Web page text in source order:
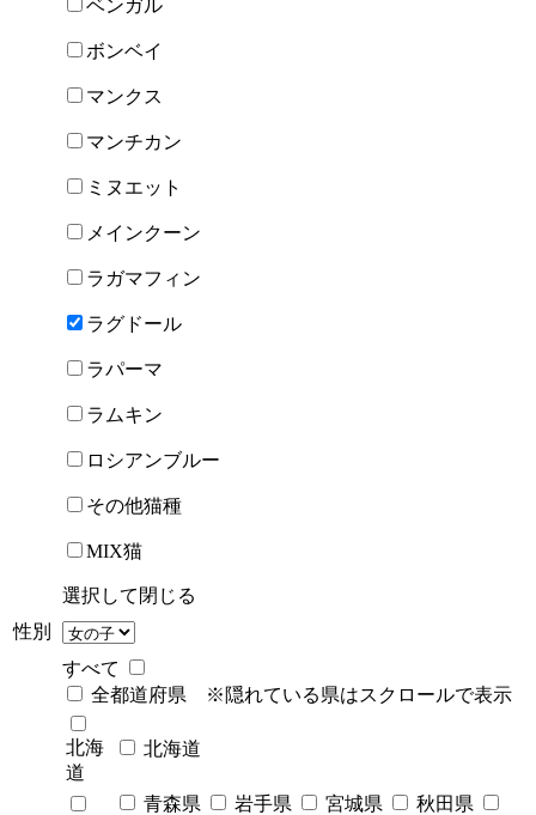
ベンガル
ボンベイ
マンクス
マンチカン
ミヌエット
メインクーン
ラガマフィン
ラグドール
ラパーマ
ラムキン
ロシアンブルー
その他猫種
MIX猫
選択して閉じる
性別
すべて
全都道府県 ※隠れている県はスクロールで表示
北海
道
北海道
青森県 岩手県 宮城県
秋田県